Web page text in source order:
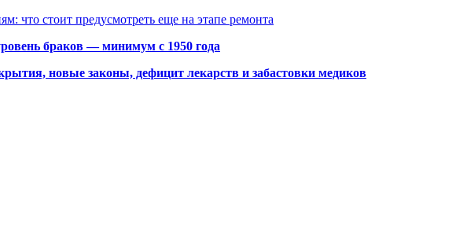
что стоит предусмотреть еще на этапе ремонта
браков — минимум с 1950 года
новые законы, дефицит лекарств и забастовки медиков